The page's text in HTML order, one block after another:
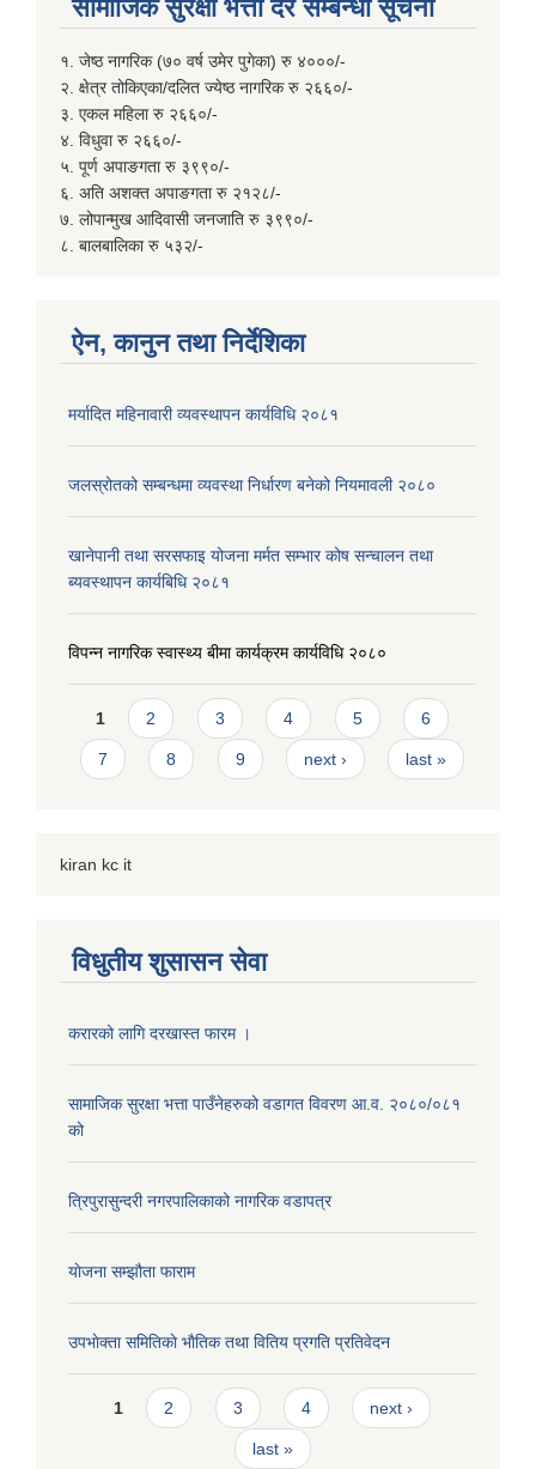
सामाजिक सुरक्षा भत्ता दर सम्बन्धी सूचना
१. जेष्ठ नागरिक (७० वर्ष उमेर पुगेका) रु ४०००/-
२. क्षेत्र तोकिएका/दलित ज्येष्ठ नागरिक रु २६६०/-
३. एकल महिला रु २६६०/-
४. विधुवा रु २६६०/-
५. पूर्ण अपाङगता रु ३९९०/-
६. अति अशक्त अपाङगता रु २१२८/-
७. लोपान्मुख आदिवासी जनजाति रु ३९९०/-
८. बालबालिका रु ५३२/-
ऐन, कानुन तथा निर्देशिका
मर्यादित महिनावारी व्यवस्थापन कार्यविधि २०८१
जलस्रोतको सम्बन्धमा व्यवस्था निर्धारण बनेको नियमावली २०८०
खानेपानी तथा सरसफाइ योजना मर्मत सम्भार कोष सन्चालन तथा
ब्यवस्थापन कार्यबिधि २०८१
विपन्न नागरिक स्वास्थ्य बीमा कार्यक्रम कार्यविधि २०८०
Pages
1 2 3 4 5 6
7 8 9 next › last »
kiran kc it
विधुतीय शुसासन सेवा
करारको लागि दरखास्त फारम ।
सामाजिक सुरक्षा भत्ता पाउँनेहरुको वडागत विवरण आ.व. २०८०/०८१
को
त्रिपुरासुन्दरी नगरपालिकाको नागरिक वडापत्र
याेजना सम्झौता फाराम
उपभाेक्ता समितिकाे भाैतिक तथा वितिय प्रगति प्रतिवेदन
Pages
1 2 3 4 next ›
last »